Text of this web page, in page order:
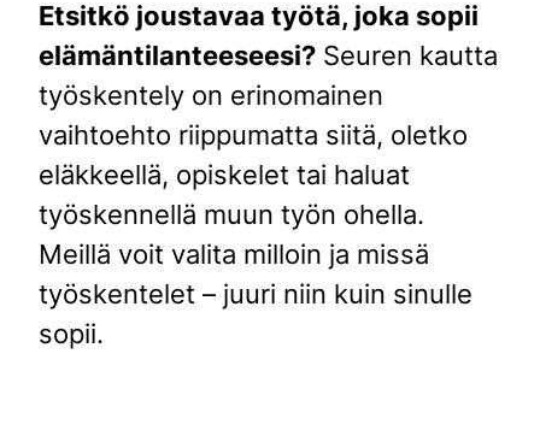
Etsitkö joustavaa työtä, joka sopii
elämäntilanteeseesi? Seuren kautta
työskentely on erinomainen
vaihtoehto riippumatta siitä, oletko
eläkkeellä, opiskelet tai haluat
työskennellä muun työn ohella.
Meillä voit valita milloin ja missä
työskentelet – juuri niin kuin sinulle
sopii.